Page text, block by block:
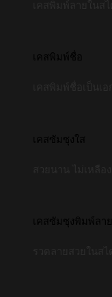
เคสพิมพ์ชื่อ
เคสซัมซุงใส
เคสซัมซุงพิมพ์ลาย